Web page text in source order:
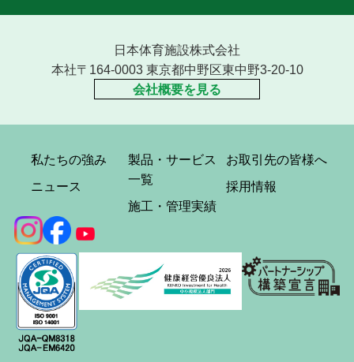
日本体育施設株式会社
本社〒164-0003 東京都中野区東中野3-20-10
会社概要を見る
私たちの強み
ニュース
製品・サービス
一覧
施工・管理実績
お取引先の皆様へ
採用情報